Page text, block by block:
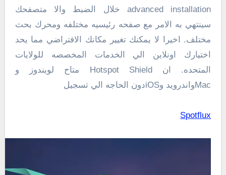
advanced installation خلال الضبط والا متصفحك
سينتهي به الامر مع صفحه رئيسيه مختلفه ومحرك بحث
مختلف. اخيرا لا يمكنك تغيير مكانك الافتراضي مما يحد
اختيارك اونلاين الي الخدمات المخصصه للولايات
المتحده. ان Hotspot Shield متاح لويندوز و
Macواندرويد وiOSدون الحاجه الي تسجيل
Spotflux